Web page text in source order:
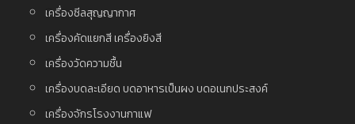
เครื่องซีลสุญญากาศ
เครื่องคัดแยกสี เครื่องยิงสี
เครื่องวัดความชื้น
เครื่องบดละเอียด บดอาหารเป็นผง บดอเนกประสงค์
เครื่องจักรโรงงานกาแฟ